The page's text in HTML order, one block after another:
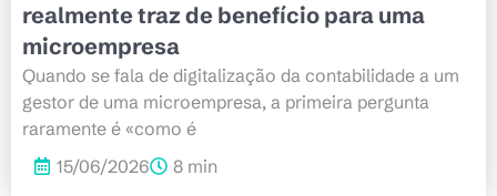
realmente traz de benefício para uma
microempresa
Quando se fala de digitalização da contabilidade a um
gestor de uma microempresa, a primeira pergunta
raramente é «como é
15/06/2026
8 min